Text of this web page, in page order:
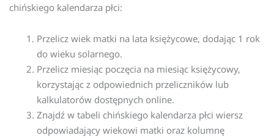
chińskiego kalendarza płci:
Przelicz wiek matki na lata księżycowe, dodając 1 rok
do wieku solarnego.
Przelicz miesiąc poczęcia na miesiąc księżycowy,
korzystając z odpowiednich przeliczników lub
kalkulatorów dostępnych online.
Znajdź w tabeli chińskiego kalendarza płci wiersz
odpowiadający wiekowi matki oraz kolumnę